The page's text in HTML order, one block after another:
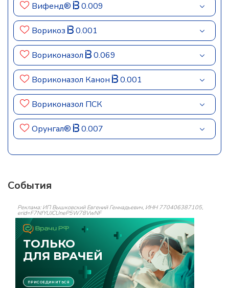
Вифенд® 0.009
Ворикоз 0.001
Вориконазол 0.069
Вориконазол Канон 0.001
Вориконазол ПСК
Орунгал® 0.007
События
Реклама: ИП Вышковский Евгений Геннадьевич, ИНН 770406387105,
erid=F7NfYUJCUneP5W78VwNF